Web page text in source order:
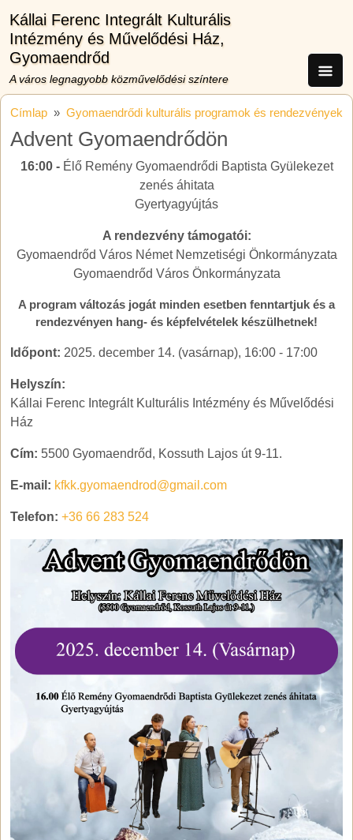
Kállai Ferenc Integrált Kulturális
Intézmény és Művelődési Ház,
Gyomaendrőd
A város legnagyobb közművelődési színtere
Címlap Gyomaendrődi kulturális programok és rendezvények
Advent Gyomaendrődön
16:00 - Élő Remény Gyomaendrődi Baptista Gyülekezet
zenés áhitata
Gyertyagyújtás
A rendezvény támogatói:
Gyomaendrőd Város Német Nemzetiségi Önkormányzata
Gyomaendrőd Város Önkormányzata
A program változás jogát minden esetben fenntartjuk és a
rendezvényen hang- és képfelvételek készülhetnek!
Időpont: 2025. december 14. (vasárnap), 16:00 - 17:00
Helyszín:
Kállai Ferenc Integrált Kulturális Intézmény és Művelődési
Ház
Cím: 5500 Gyomaendrőd, Kossuth Lajos út 9-11.
E-mail: kfkk.gyomaendrod@gmail.com
Telefon: +36 66 283 524